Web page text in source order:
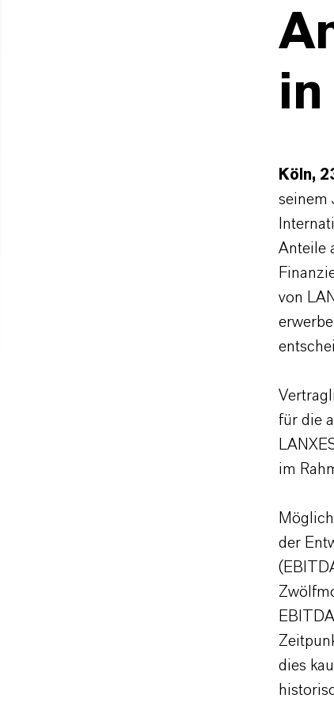
in
Köln,
seinem
Anteile
von
für die
im
der
dies